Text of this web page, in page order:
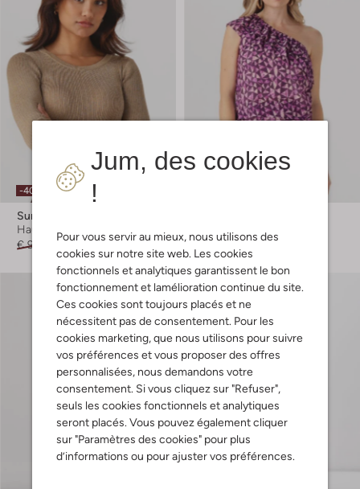
Jum, des cookies
!
Pour vous servir au mieux, nous utilisons des
cookies sur notre site web. Les cookies
fonctionnels et analytiques garantissent le bon
fonctionnement et lamélioration continue du site.
Ces cookies sont toujours placés et ne
nécessitent pas de consentement. Pour les
cookies marketing, que nous utilisons pour suivre
vos préférences et vous proposer des offres
personnalisées, nous demandons votre
consentement. Si vous cliquez sur "Refuser",
seuls les cookies fonctionnels et analytiques
seront placés. Vous pouvez également cliquer
sur "Paramètres des cookies" pour plus
d’informations ou pour ajuster vos préférences.
-40%
Suncoo
Haut
€ 99,99
€ 59,99
€ 93,99 € 37,99